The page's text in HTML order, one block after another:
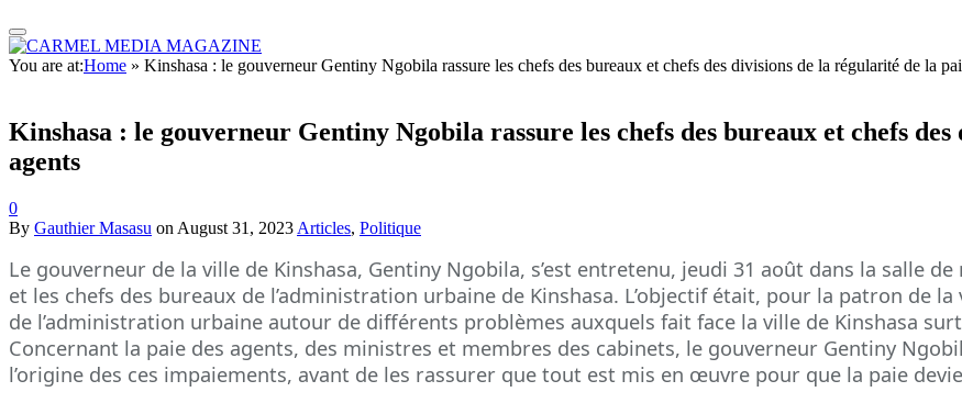
You are at:Home » Kinshasa : le gouverneur Gentiny Ngobila rassure les chefs des bureaux et chefs des divisions de la régularité de la
Kinshasa : le gouverneur Gentiny Ngobila rassure les chefs des bureaux et chefs
agents
0
By Gauthier Masasu on August 31, 2023 Articles, Politique
Le gouverneur de la ville de Kinshasa, Gentiny Ngobila, s’est entretenu, jeudi 31 août dans la salle
et les chefs des bureaux de l’administration urbaine de Kinshasa. L’objectif était, pour la patron de la
de l’administration urbaine autour de différents problèmes auxquels fait face la ville de Kinshasa
Concernant la paie des agents, des ministres et membres des cabinets, le gouverneur Gentiny
l’origine des ces impaiements, avant de les rassurer que tout est mis en œuvre pour que la paie